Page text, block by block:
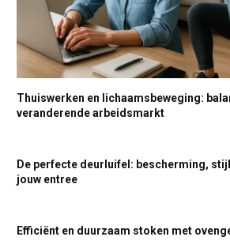
Thuiswerken en lichaamsbeweging:
veranderende arbeidsmarkt
De perfecte deurluifel: bescherming,
jouw entree
Efficiënt en duurzaam stoken met